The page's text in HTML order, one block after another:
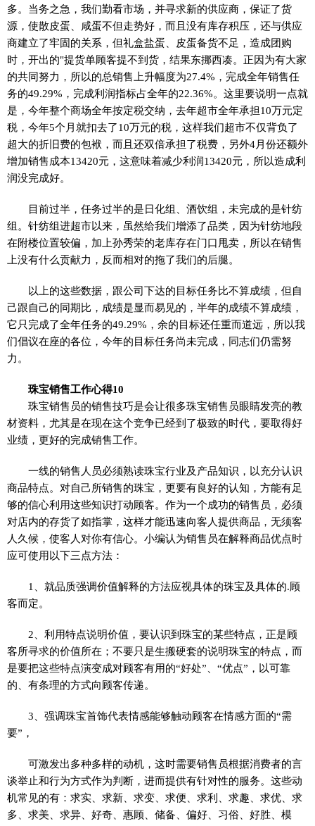
多。当务之急，我们勤看市场，并寻求新的供应商，保证了货
源，使散皮蛋、咸蛋不但走势好，而且没有库存积压，还与供应
商建立了牢固的关系，但礼盒盐蛋、皮蛋备货不足，造成团购
时，开出的"提货单顾客提不到货，结果东挪西凑。正因为有大家
的共同努力，所以的总销售上升幅度为27.4%，完成全年销售任
务的49.29%，完成利润指标占全年的22.36%。这里要说明一点就
是，今年整个商场全年按定税交纳，去年超市全年承担10万元定
税，今年5个月就扣去了10万元的税，这样我们超市不仅背负了
超大的折旧费的包袱，而且还双倍承担了税费，另外4月份还额外
增加销售成本13420元，这意味着减少利润13420元，所以造成利
润没完成好。
目前过半，任务过半的是日化组、酒饮组，未完成的是针纺
组。针纺组进超市以来，虽然给我们增添了品类，因为针纺地段
在附楼位置较偏，加上孙秀荣的老库存在门口甩卖，所以在销售
上没有什么贡献力，反而相对的拖了我们的后腿。
以上的这些数据，跟公司下达的目标任务比不算成绩，但自
己跟自己的同期比，成绩是显而易见的，半年的成绩不算成绩，
它只完成了全年任务的49.29%，余的目标还任重而道远，所以我
们倡议在座的各位，今年的目标任务尚未完成，同志们仍需努
力。
珠宝销售工作心得10
珠宝销售员的销售技巧是会让很多珠宝销售员眼睛发亮的教
材资料，尤其是在现在这个竞争已经到了极致的时代，要取得好
业绩，更好的完成销售工作。
一线的销售人员必须熟读珠宝行业及产品知识，以充分认识
商品特点。对自己所销售的珠宝，更要有良好的认知，方能有足
够的信心利用这些知识打动顾客。作为一个成功的销售员，必须
对店内的存货了如指掌，这样才能迅速向客人提供商品，无须客
人久候，使客人对你有信心。小编认为销售员在解释商品优点时
应可使用以下三点方法：
1、就品质强调价值解释的方法应视具体的珠宝及具体的.顾
客而定。
2、利用特点说明价值，要认识到珠宝的某些特点，正是顾
客所寻求的价值所在；不要只是生搬硬套的说明珠宝的特点，而
是要把这些特点演变成对顾客有用的“好处”、“优点”，以可靠
的、有条理的方式向顾客传递。
3、强调珠宝首饰代表情感能够触动顾客在情感方面的“需
要”，
可激发出多种多样的动机，这时需要销售员根据消费者的言
谈举止和行为方式作为判断，进而提供有针对性的服务。这些动
机常见的有：求实、求新、求变、求便、求利、求趣、求优、求
多、求美、求异、好奇、惠顾、储备、偏好、习俗、好胜、模